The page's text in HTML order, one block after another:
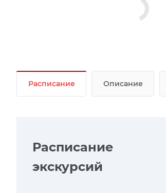
Расписание Описание
Расписание
экскурсий